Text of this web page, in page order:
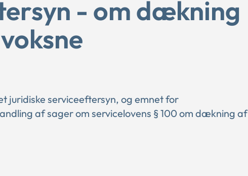
- om dækning
juridiske serviceeftersyn, og emnet for
af sager om servicelovens § 100 om dækning af